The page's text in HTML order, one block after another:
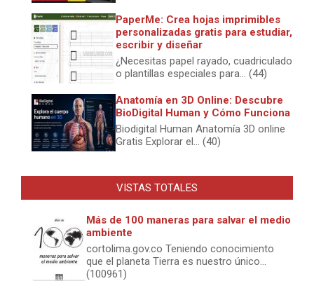
PaperMe: Crea hojas imprimibles
personalizadas gratis para estudiar,
escribir y diseñar
¿Necesitas papel rayado, cuadriculado
o plantillas especiales para... (44)
Anatomía en 3D Online: Descubre
BioDigital Human y Cómo Funciona
Biodigital Human Anatomía 3D online
Gratis Explorar el... (40)
VISTAS TOTALES
Más de 100 maneras para salvar el medio
ambiente
cortolima.gov.co Teniendo conocimiento
que el planeta Tierra es nuestro único...
(100961)